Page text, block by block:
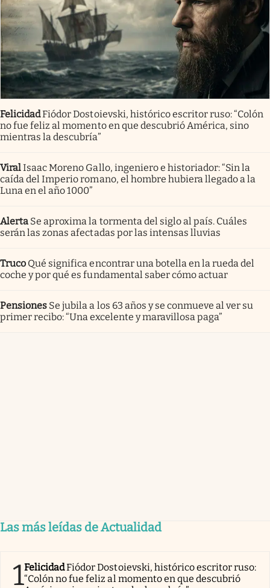
FelicidadFiódor Dostoievski, histórico escritor ruso: “Colón
no fue feliz al momento en que descubrió América, sino
mientras la descubría”
ViralIsaac Moreno Gallo, ingeniero e historiador: “Sin la
caída del Imperio romano, el hombre hubiera llegado a la
Luna en el año 1000”
Alerta Se aproxima la tormenta del siglo al país. Cuáles
serán las zonas afectadas por las intensas lluvias
Truco Qué significa encontrar una botella en la rueda del
coche y por qué es fundamental saber cómo actuar
Pensiones Se jubila a los 63 años y se conmueve al ver su
primer recibo: “Una excelente y maravillosa paga”
Las más leídas de Actualidad
1FelicidadFiódor Dostoievski, histórico escritor ruso:
“Colón no fue feliz al momento en que descubrió